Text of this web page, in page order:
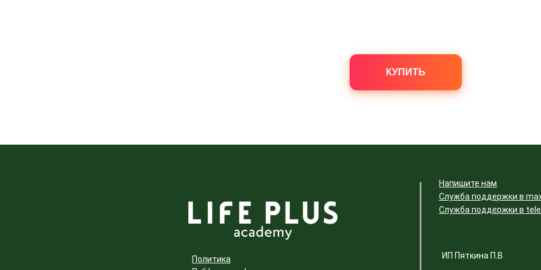
КУПИТЬ
Напишите нам
Служба поддержки в
Служба поддержки в
Политика
ИП Пяткина П.В